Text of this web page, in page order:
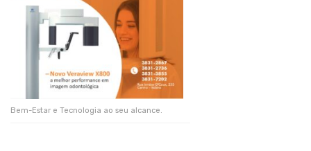
Bem-Estar e Tecnologia ao seu alcance.